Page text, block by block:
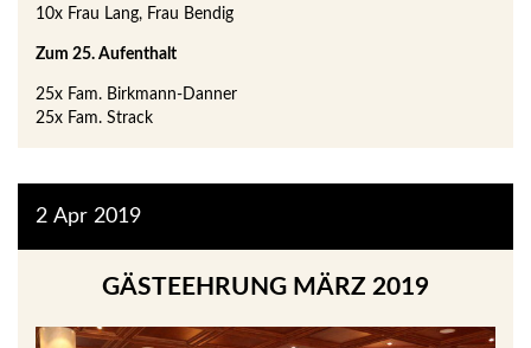
10x Frau Lang, Frau Bendig
Zum 25. Aufenthalt
25x Fam. Birkmann-Danner
25x Fam. Strack
2019
2 Apr
GÄSTEEHRUNG MÄRZ 2019